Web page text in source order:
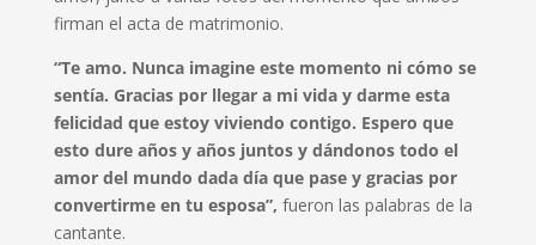
firman el acta de matrimonio.
“Te amo. Nunca imagine este momento ni cómo se
sentía. Gracias por llegar a mi vida y darme esta
felicidad que estoy viviendo contigo. Espero que
esto dure años y años juntos y dándonos todo el
amor del mundo dada día que pase y gracias por
convertirme en tu esposa”, fueron las palabras de la
cantante.